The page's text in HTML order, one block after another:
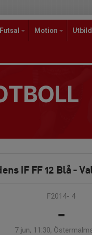
Futsal Motion
IF FF 12 Blå -
F2014- 4
-
7 jun, 11:30,